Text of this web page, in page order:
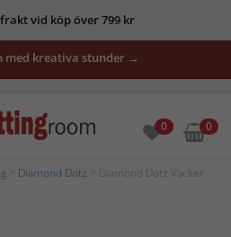
vid köp över 799 kr
med kreativa stunder →
0 0
Diamond Dotz > Diamond Dotz Vacker